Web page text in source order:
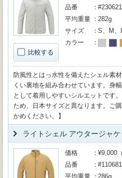
比較する
品番
平均重量
282g
サイズ
S、M、
カラー
防風性とはっ水性を備えたシェル素
くい裏地を組み合わせています。身
として着用しやすいシルエットです
ため、日本サイズと異なります。ご
かめください。】
ライトシェル アウタージャ
価格
¥9,000
品番
平均重量
286g